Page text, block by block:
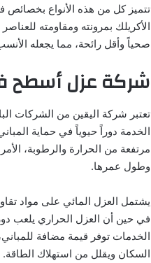
تتميز كل من هذه الأنواع بخصائص
الأكريلك بمرونته ومقاومته
صحياً وأقل رائحة، مما يجعله
شركة عزل أسطح
تعتبر شركة اليقين من الشركات
الخدمة دوراً حيوياً في حماية
مرتفعة من الحرارة والرطوبة،
وطول عمرها.
يشتمل العزل المائي على مواد
في حين أن العزل الحراري يلعب
الخدمات توفر قيمة مضافة
السكان ويقلل من استهلاك الطاقة.